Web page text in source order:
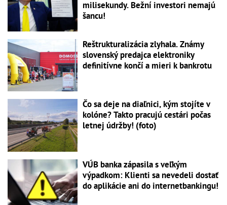
milisekundy. Bežní investori nemajú
šancu!
Reštrukturalizácia zlyhala. Známy
slovenský predajca elektroniky
definitívne končí a mieri k bankrotu
Čo sa deje na diaľnici, kým stojíte v
kolóne? Takto pracujú cestári počas
letnej údržby! (foto)
VÚB banka zápasila s veľkým
výpadkom: Klienti sa nevedeli dostať
do aplikácie ani do internetbankingu!